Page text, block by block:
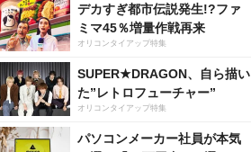
デカすぎ都市伝説発生!?ファ
ミマ45％増量作戦再来
オリコンタイアップ特集
SUPER★DRAGON、自ら描い
た”レトロフューチャー”
オリコンタイアップ特集
パソコンメーカー社員が本気